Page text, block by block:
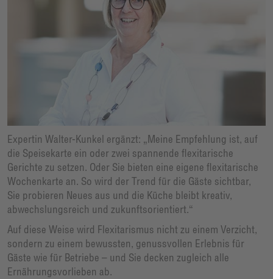
Expertin Walter-Kunkel ergänzt: „Meine Empfehlung ist, auf
die Speisekarte ein oder zwei spannende flexitarische
Gerichte zu setzen. Oder Sie bieten eine eigene flexitarische
Wochenkarte an. So wird der Trend für die Gäste sichtbar,
Sie probieren Neues aus und die Küche bleibt kreativ,
abwechslungsreich und zukunftsorientiert.“
Auf diese Weise wird Flexitarismus nicht zu einem Verzicht,
sondern zu einem bewussten, genussvollen Erlebnis für
Gäste wie für Betriebe – und Sie decken zugleich alle
Ernährungsvorlieben ab.